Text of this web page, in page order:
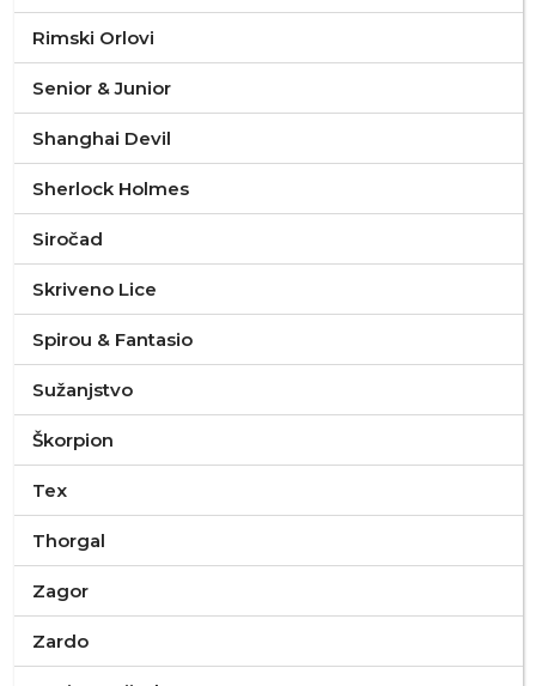
Rimski Orlovi
Senior & Junior
Shanghai Devil
Sherlock Holmes
Siročad
Skriveno Lice
Spirou & Fantasio
Sužanjstvo
Škorpion
Tex
Thorgal
Zagor
Zardo